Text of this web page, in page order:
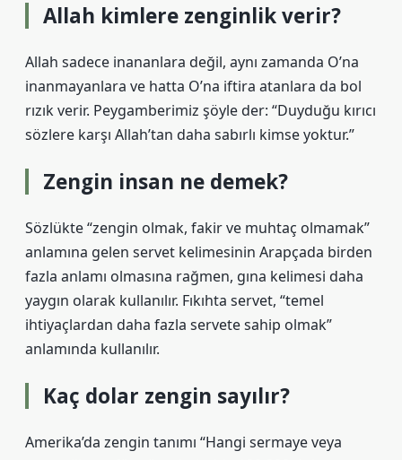
Allah kimlere zenginlik verir?
Allah sadece inananlara değil, aynı zamanda O’na
inanmayanlara ve hatta O’na iftira atanlara da bol
rızık verir. Peygamberimiz şöyle der: “Duyduğu kırıcı
sözlere karşı Allah’tan daha sabırlı kimse yoktur.”
Zengin insan ne demek?
Sözlükte “zengin olmak, fakir ve muhtaç olmamak”
anlamına gelen servet kelimesinin Arapçada birden
fazla anlamı olmasına rağmen, gına kelimesi daha
yaygın olarak kullanılır. Fıkıhta servet, “temel
ihtiyaçlardan daha fazla servete sahip olmak”
anlamında kullanılır.
Kaç dolar zengin sayılır?
Amerika’da zengin tanımı “Hangi sermaye veya